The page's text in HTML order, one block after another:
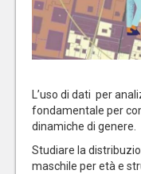
L’uso di dati per
fondamentale per
dinamiche di genere.
Studiare la
maschile per età e